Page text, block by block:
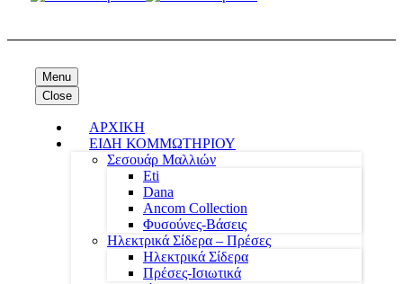
Menu
Close
ΑΡΧΙΚΗ
ΕΙΔΗ ΚΟΜΜΩΤΗΡΙΟΥ
Σεσουάρ Μαλλιών
Eti
Dana
Ancom Collection
Φυσούνες-Βάσεις
Ηλεκτρικά Σίδερα – Πρέσες
Ηλεκτρικά Σίδερα
Πρέσες-Ισιωτικά